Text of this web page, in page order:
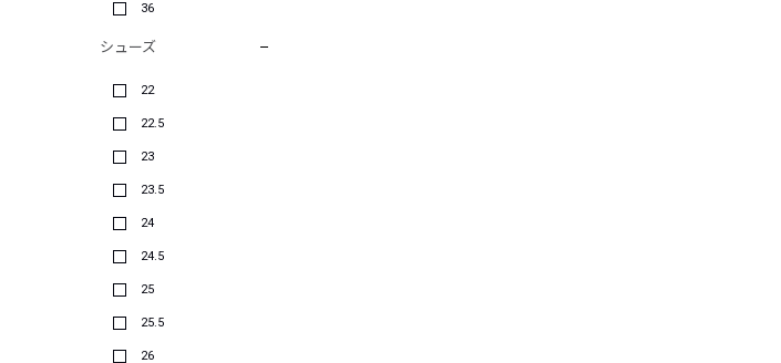
36
シューズ
22
22.5
23
23.5
24
24.5
25
25.5
26